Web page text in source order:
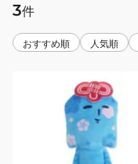
3件
おすすめ順 人気順